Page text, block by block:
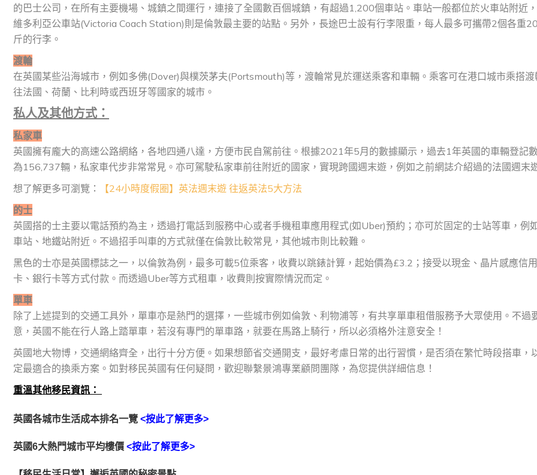
的巴士公司，在所有主要機場、城鎮之間運行，連接了全國數百個城鎮，有超過1,200個車站。車站一般都位於火車站附近
維多利亞公車站(Victoria Coach Station)則是倫敦最主要的站點。另外，長途巴士設有行李限重，每人最多可攜帶2個各重
斤的行李。
渡輪
在英國某些沿海城市，例如多佛(Dover)與樸茨茅夫(Portsmouth)等，渡輪常見於運送乘客和車輛。乘客可在港口城市乘搭渡
往法國、荷蘭、比利時或西班牙等國家的城市。
私人及其他方式：
私家車
英國擁有龐大的高速公路網絡，各地四通八達，方便市民自駕前往。根據2021年5月的數據顯示，過去1年英國的車輛登記
為156,737輛，私家車代步非常常見。亦可駕駛私家車前往附近的國家，實現跨國週末遊，例如之前網誌介紹過的法國週末
想了解更多可瀏覽：
【24小時度假圈】英法週末遊 往返英法5大方法
的士
英國搭的士主要以電話預約為主，透過打電話到服務中心或者手機租車應用程式(如Uber)預約；亦可於固定的士站等車，例
車站、地鐵站附近。不過招手叫車的方式就僅在倫敦比較常見，其他城市則比較難。
黑色的士亦是英國標誌之一，以倫敦為例，最多可載5位乘客，收費以跳錶計算，起始價為£3.2；接受以現金、晶片感應信用
卡、銀行卡等方式付款。而透過Uber等方式租車，收費則按實際情況而定。
單車
除了上述提到的交通工具外，單車亦是熱門的選擇，一些城市例如倫敦、利物浦等，有共享單車租借服務予大眾使用。不過
意，英國不能在行人路上踏單車，若沒有專門的單車路，就要在馬路上騎行，所以必須格外注意安全！
英國地大物博，交通網絡齊全，出行十分方便。如果想節省交通開支，最好考慮日常的出行習慣，是否須在繁忙時段搭車，
定最適合的換乘方案。如對移民英國有任何疑問，歡迎聯繫景鴻專業顧問團隊，為您提供詳細信息！
重溫其他移民資訊：
英國各城市生活成本排名一覽 <按此了解更多>
英國6大熱門城市平均樓價 <按此了解更多>